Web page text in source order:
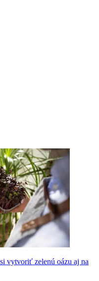
vytvoriť zelenú oázu aj na